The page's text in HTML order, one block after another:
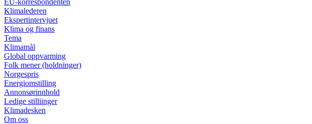
EU-korrespondenten
Klimalederen
Ekspertintervjuet
Klima og finans
Tema
Klimamål
Global oppvarming
Folk mener (holdninger)
Norgespris
Energiomstilling
Annonsørinnhold
Ledige stilliinger
Klimadesken
Om oss